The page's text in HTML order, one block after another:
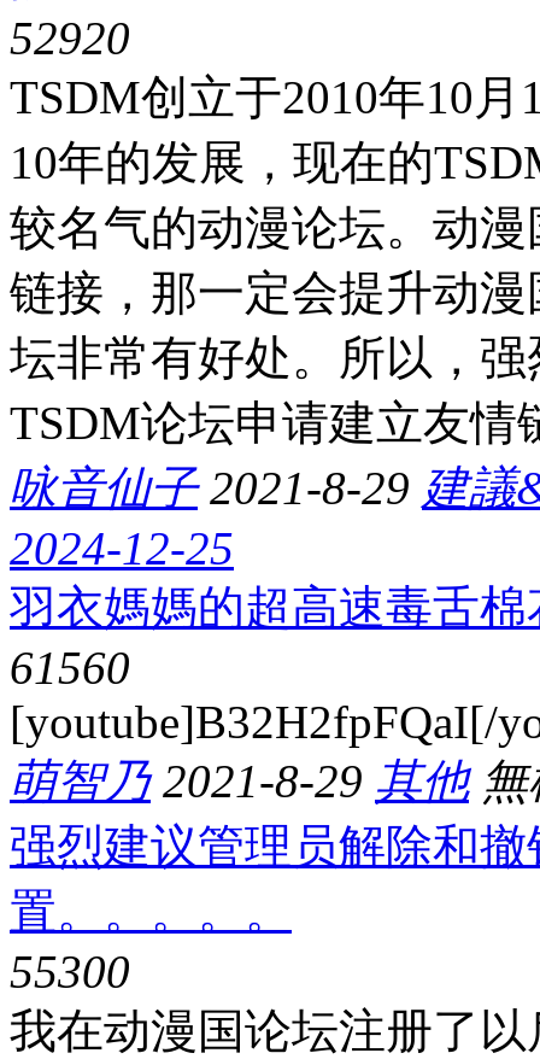
52920
TSDM创立于2010年10
10年的发展，现在的
较名气的动漫论坛。动
链接，那一定会提升动
坛非常有好处。所以，
TSDM论坛申请建立友情
咏音仙子 2021-8-29 建議
2024-12-25
羽衣媽媽的超高速毒舌
61560
[youtube]B32H2fpFQaI[/
萌智乃 2021-8-29 其他
强烈建议管理员解除和
置。。。。。
55300
我在动漫国论坛注册了